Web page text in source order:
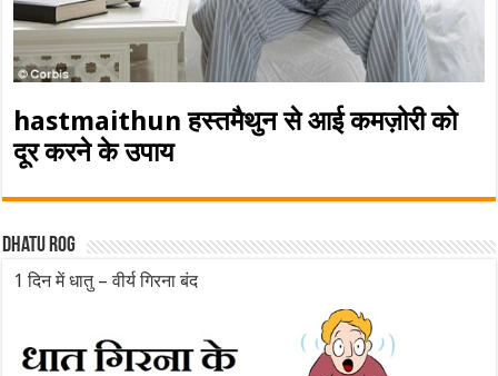
hastmaithun हस्तमैथुन से आई कमज़ोरी को
दूर करने के उपाय
Dhatu rog
1 दिन में धातु – वीर्य गिरना बंद